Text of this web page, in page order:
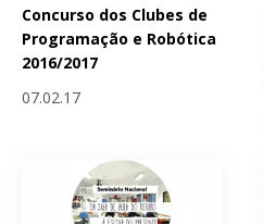
Concurso dos Clubes de
Programação e Robótica
2016/2017
07.02.17